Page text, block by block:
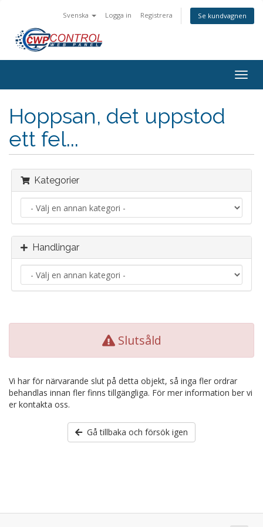
Svenska Logga in Registrera Se kundvagnen
Hoppsan, det uppstod
ett fel...
Kategorier
Handlingar
Slutsåld
Vi har för närvarande slut på detta objekt, så inga fler ordrar
behandlas innan fler finns tillgängliga. För mer information ber vi
er kontakta oss.
Gå tillbaka och försök igen